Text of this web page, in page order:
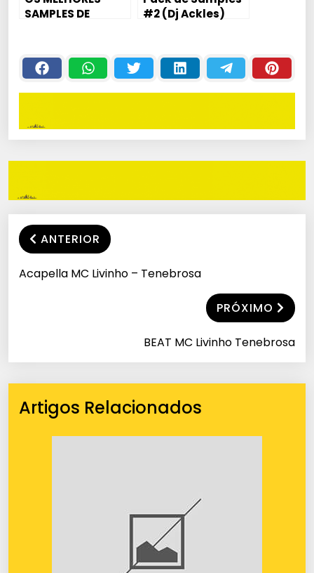
SAMPLES DE
BEATS 2017 (▀̿Ĺ̯▀̿ ̿)
#2 (Dj Ackles)
ANTERIOR
Acapella MC Livinho – Tenebrosa
PRÓXIMO
BEAT MC Livinho Tenebrosa
Artigos Relacionados